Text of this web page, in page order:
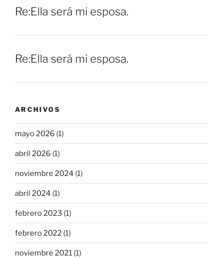
Re:Ella será mi esposa.
Re:Ella será mi esposa.
ARCHIVOS
mayo 2026 (1)
abril 2026 (1)
noviembre 2024 (1)
abril 2024 (1)
febrero 2023 (1)
febrero 2022 (1)
noviembre 2021 (1)